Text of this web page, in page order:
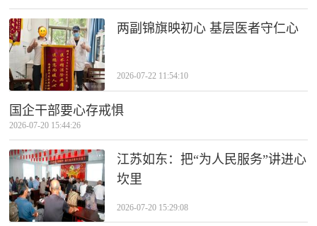
两副锦旗映初心 基层医者守仁心
2026-07-22 11:54:10
国企干部要心存戒惧
2026-07-20 15:44:26
江苏如东：把“为人民服务”讲进心
坎里
2026-07-20 15:29:08